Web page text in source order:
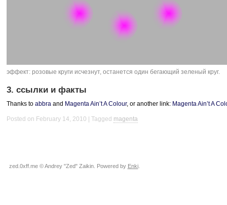
эффект: розовые круги исчезнут, останется один бегающий зеленый круг.
3. ссылки и факты
Thanks to abbra and Magenta Ain’t A Colour, or another link: Magenta Ain’t A
Posted on February 14, 2010 Tagged magenta
zed.0xff.me © Andrey "Zed" Zaikin. Powered by Enki.